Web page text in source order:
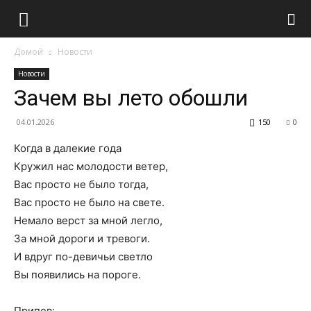
Домой Новости
Новости
Зачем вы лето обошли
04.01.2026 0
150
Когда в далекие года
Кружил нас молодости ветер,
Вас просто не было тогда,
Вас просто не было на свете.
Немало верст за мной легло,
За мной дороги и тревоги.
И вдруг по-девичьи светло
Вы появились на пороге.